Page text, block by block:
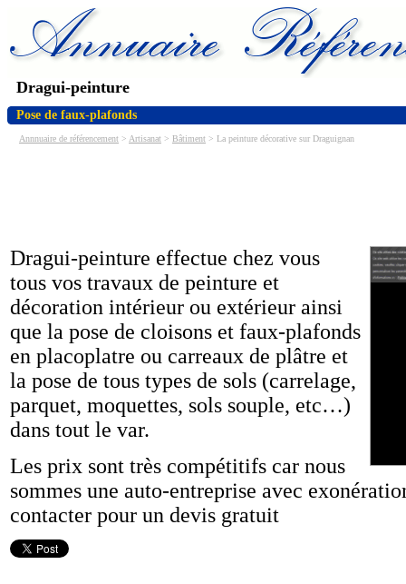
Dragui-peinture
Pose de faux-plafonds
Annnuaire de référencement > Artisanat > Bâtiment > La peinture décorative sur Draguignan
Dragui-peinture effectue chez vous
tous vos travaux de peinture et
décoration intérieur ou extérieur ainsi
que la pose de cloisons et faux-plafonds
en placoplatre ou carreaux de plâtre et
la pose de tous types de sols (carrelage,
parquet, moquettes, sols souple, etc…)
dans tout le var.
Les prix sont très compétitifs car nous
sommes une auto-entreprise avec
contacter pour un devis gratuit